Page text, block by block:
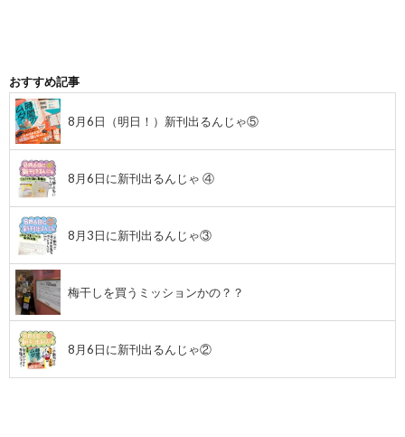
おすすめ記事
8月6日（明日！）新刊出るんじゃ⑤
8月6日に新刊出るんじゃ ④
8月3日に新刊出るんじゃ③
梅干しを買うミッションかの？？
8月6日に新刊出るんじゃ②